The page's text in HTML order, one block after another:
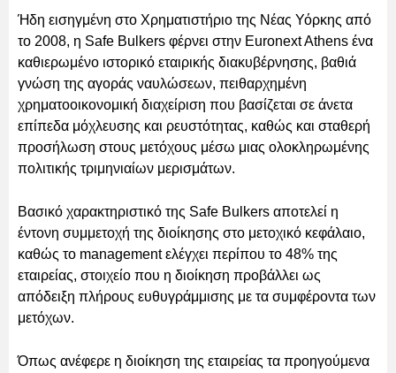
Ήδη εισηγμένη στο Χρηματιστήριο της Νέας Υόρκης από
το 2008, η Safe Bulkers φέρνει στην Euronext Athens ένα
καθιερωμένο ιστορικό εταιρικής διακυβέρνησης, βαθιά
γνώση της αγοράς ναυλώσεων, πειθαρχημένη
χρηματοοικονομική διαχείριση που βασίζεται σε άνετα
επίπεδα μόχλευσης και ρευστότητας, καθώς και σταθερή
προσήλωση στους μετόχους μέσω μιας ολοκληρωμένης
πολιτικής τριμηνιαίων μερισμάτων.
Βασικό χαρακτηριστικό της Safe Bulkers αποτελεί η
έντονη συμμετοχή της διοίκησης στο μετοχικό κεφάλαιο,
καθώς το management ελέγχει περίπου το 48% της
εταιρείας, στοιχείο που η διοίκηση προβάλλει ως
απόδειξη πλήρους ευθυγράμμισης με τα συμφέροντα των
μετόχων.
Όπως ανέφερε η διοίκηση της εταιρείας τα προηγούμενα